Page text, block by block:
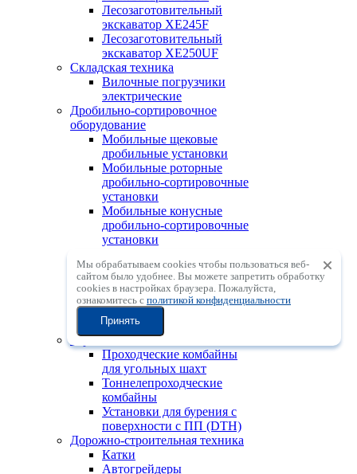
Лесозаготовительный
экскаватор XE245F
Лесозаготовительный
экскаватор XE250UF
Складская техника
Вилочные погрузчики
электрические
Дробильно-сортировочное
оборудование
Мобильные щековые
дробильные установки
Мобильные роторные
дробильно-сортировочные
установки
Мобильные конусные
дробильно-сортировочные
установки
центробежные
дробильные установки с
вертикальным валом
Мобильные
сортировочные установки
Горно-шахтная техника
Проходческие комбайны
для угольных шахт
Тоннелепроходческие
комбайны
Установки для бурения с
поверхности с ПП (DTH)
Дорожно-строительная техника
Катки
Автогрейдеры
Мы обрабатываем cookies чтобы пользоваться веб-
сайтом было удобнее. Вы можете запретить обработку
сookies в настройках браузера. Пожалуйста,
ознакомитесь с политикой конфиденциальности
Принять